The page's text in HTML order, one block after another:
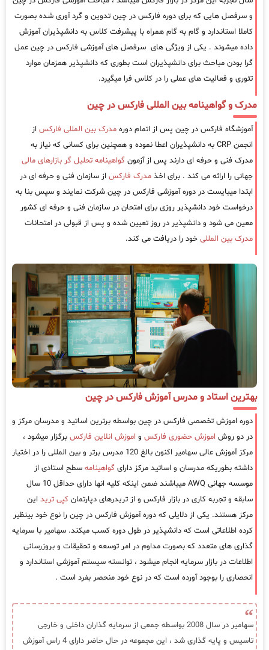
و سرفصل هایی که برای دوره فارکس در چین تدوین و گرد آوری شده بصورت
کاملا استاندارد و گام به گام همراه با پیشرفت کلاس به دانشپذیران آموزش
داده میشوند . یکی از ویژگی های سرفصل های آموزشی فارکس در چین عمل
گرا بودن مباحث برای دانشپذیران است بطوری که دانشپذیر همزمان موارد
تئوری و فعالیت های عملی را در کلاس فرا میگیرد.
مدرک و گواهینامه بین المللی فارکس در چین
آموزشگاه فارکس در چین پس از اتمام دوره مدرک بین المللی فارکس از
انجمن CRP به دانشپذیران اعطا نموده و همچنین برای کسانی که نیاز به
مدرک فنی و حرفه ای دارند پس از آزمون گواهینامه تحلیل گر بازارهای مالی
جهانی را ارائه می کند . برای اخذ مدرک فارکس از سازمان فنی و حرفه ای در
ابتدا میبایست در دوره آموزشی فارکس در چین شرکت نمایند و سپس بنا به
درخواست خود دانشپذیر روزی برای امتحان در سازمان فنی و حرفه ای کشور
معین می شود و دانشپذیر در روز تعیین شده و پس از قبولی در امتحانات
مدرک بین المللی خود را دریافت می کند.
بهترین استاد و مدرس آموزش فارکس در چین
دوره اموزش تخصصی فارکس در چین بواسطه برترین اساتید و مدرسان مرکز و
در دو روش اموزش حضوری فارکس و اموزش انلاین فارکس برگزار میشود ،
مرکز آموزش عالی سهامیر اکنون بالغ 120 مدرس برتر و بین المللی را در اختیار
داشته بطوریکه مدرسان و اساتید مرکز دارای گواهینامه سطح استادی از
موسسه جهانی AWQ میباشند ضمن اینکه کلیه انها دارای حداقل 10 سال
سابقه و تجربه کاری در بازار فارکس و از تریدرهای دپارتمان کپی ترید این
مرکز هستند. یکی از دلایلی که دوره آموزش فارکس در چین را نوع خود بینظیر
کرده اطلاعاتی است که دانشپذیر در طول دوره کسب میکند. سهامیر با سرمایه
گذاری های متعدد که بصورت مداوم در امر توسعه و تحقیقات و بروزرسانی
اطلاعات در بازار سرمایه انجام میشود ، توانسته سیستم آموزشی استاندارد و
انحصاری را بوجود آورده است که در نوع خود منحصر بفرد است .
سهامیر در سال 2008 بواسطه جمعی از سرمایه گذاران داخلی و خارجی
تاسیس و پایه گذاری شد ، این مجموعه در حال حاضر دارای 4 راس آموزش